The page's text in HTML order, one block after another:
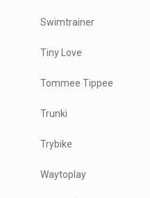
Swimtrainer
Tiny Love
Tommee Tippee
Trunki
Trybike
Waytoplay